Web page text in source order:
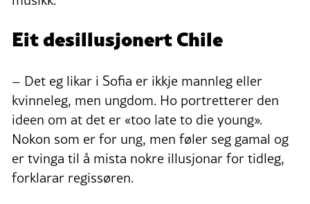
Eit desillusjonert Chile
– Det eg likar i Sofia er ikkje mannleg eller
kvinneleg, men ungdom. Ho portretterer den
ideen om at det er «too late to die young».
Nokon som er for ung, men føler seg gamal og
er tvinga til å mista nokre illusjonar for tidleg,
forklarar regissøren.